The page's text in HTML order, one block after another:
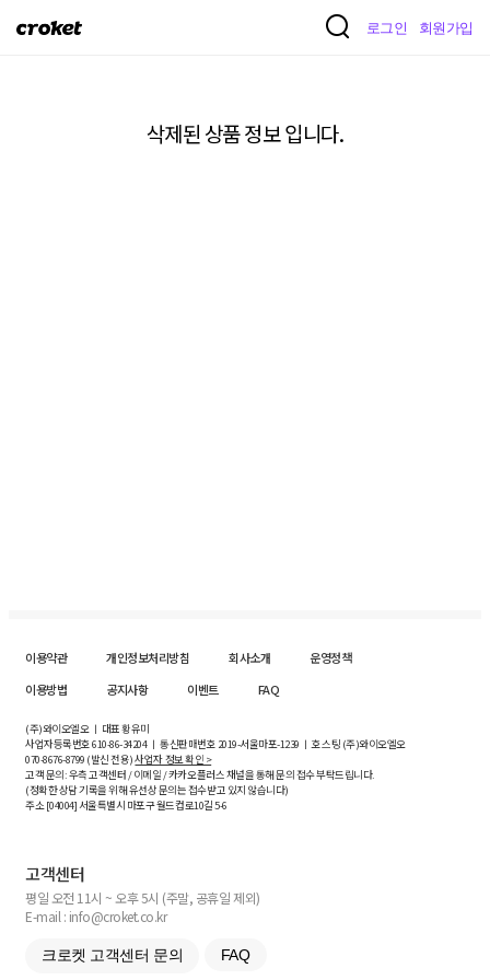
크
로그인 회원가입
삭제된 상품 정보 입니다.
이용약관 개인정보처리방침 회사소개
운영정책
이용방법
공지사항 이벤트 FAQ
(주)와이오엘오 ㅣ 대표 황유미
사업자등록번호610-86-34204ㅣ 통신판매번호 2019-서울마포-1239 ㅣ 호스팅 (주)와이오엘오
070-8676-8799 (발신 전용)사업자 정보 확인 >
고객 문의: 우측 고객센터 / 이메일 / 카카오플러스 채널을 통해 문의 접수 부탁드립니다.
(정확한 상담 기록을 위해 유선상 문의는 접수받고 있지 않습니다)
주소 [04004] 서울특별시 마포구 월드컵로10길5-6
고객센터
평일 오전 11시 ~ 오후 5시 (주말, 공휴일 제외)
E-mail : info@croket.co.kr
크로켓 고객센터 문의 FAQ